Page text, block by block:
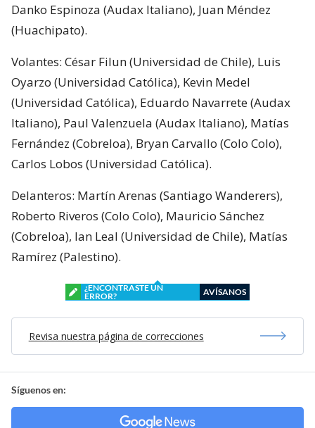
Danko Espinoza (Audax Italiano), Juan Méndez
(Huachipato).
Volantes: César Filun (Universidad de Chile), Luis
Oyarzo (Universidad Católica), Kevin Medel
(Universidad Católica), Eduardo Navarrete (Audax
Italiano), Paul Valenzuela (Audax Italiano), Matías
Fernández (Cobreloa), Bryan Carvallo (Colo Colo),
Carlos Lobos (Universidad Católica).
Delanteros: Martín Arenas (Santiago Wanderers),
Roberto Riveros (Colo Colo), Mauricio Sánchez
(Cobreloa), Ian Leal (Universidad de Chile), Matías
Ramírez (Palestino).
¿ENCONTRASTE UN
ERROR?
AVÍSANOS
Revisa nuestra página de correcciones
Síguenos en: